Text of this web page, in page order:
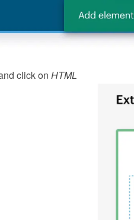
click on HTML